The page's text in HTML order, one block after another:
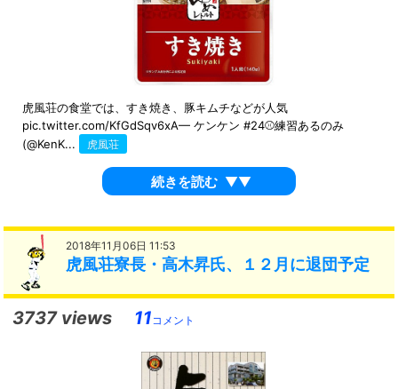
虎風荘の食堂では、すき焼き、豚キムチなどが人気
pic.twitter.com/KfGdSqv6xA— ケンケン #24⚾練習あるのみ
(@KenK...
虎風荘
続きを読む ▼▼
2018年11月06日 11:53
虎風荘寮長・高木昇氏、１２月に退団予定
3737 views 11 コメント